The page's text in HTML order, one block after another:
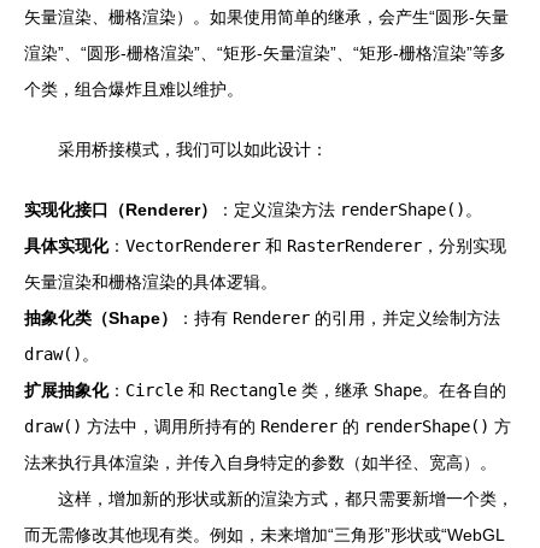
矢量渲染、栅格渲染）。如果使用简单的继承，会产生“圆形-矢量
渲染”、“圆形-栅格渲染”、“矩形-矢量渲染”、“矩形-栅格渲染”等多
个类，组合爆炸且难以维护。
采用桥接模式，我们可以如此设计：
实现化接口（Renderer） ：定义渲染方法 renderShape() 。
具体实现化： VectorRenderer 和 RasterRenderer ，分别实现
矢量渲染和栅格渲染的具体逻辑。
抽象化类（Shape）
：持有 Renderer 的引用，并定义绘制方法
draw() 。
扩展抽象化： Circle 和 Rectangle 类，继承 Shape。在各自的
draw() 方法中，调用所持有的 Renderer 的 renderShape() 方
法来执行具体渲染，并传入自身特定的参数（如半径、宽高）。
这样，增加新的形状或新的渲染方式，都只需要新增一个类，
而无需修改其他现有类。例如，未来增加“三角形”形状或“WebGL